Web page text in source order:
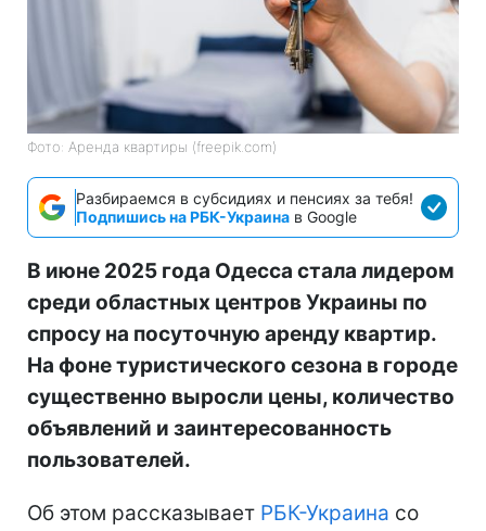
Фото: Аренда квартиры (freepik.com)
Разбираемся в субсидиях и пенсиях за тебя!
Подпишись на РБК-Украина в Google
В июне 2025 года Одесса стала лидером
среди областных центров Украины по
спросу на посуточную аренду квартир.
На фоне туристического сезона в городе
существенно выросли цены, количество
объявлений и заинтересованность
пользователей.
Об этом рассказывает РБК-Украина со